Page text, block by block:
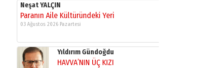
Neşat YALÇIN
Paranın Aile Kültüründeki Yeri
03 Ağustos 2026 Pazartesi
Yıldırım Gündoğdu
HAVVA’NIN ÜÇ KIZI